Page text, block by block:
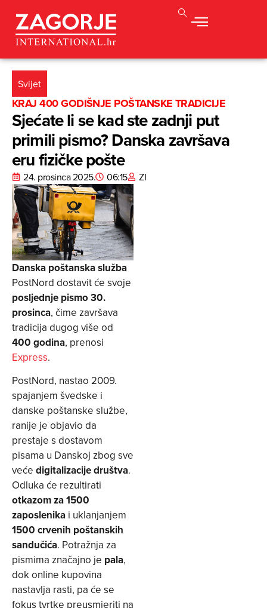
Svijet
KRAJ 400 GODIŠNJE POŠTANSKE TRADICIJE
Sjećate li se kad ste zadnji put
primili pismo? Danska završava
eru fizičke pošte
24. prosinca 2025. 06:15 ZI
Danska poštanska služba
PostNord dostavit će svoje
posljednje pismo 30.
prosinca, čime završava
tradicija dugog više od
400 godina, prenosi
Express.
PostNord, nastao 2009.
spajanjem švedske i
danske poštanske službe,
ranije je objavio da
prestaje s dostavom
pisama u Danskoj zbog sve
veće digitalizacije društva.
Odluka će rezultirati
otkazom za 1500
zaposlenika i uklanjanjem
1500 crvenih poštanskih
sandučića. Potražnja za
pismima značajno je pala,
dok online kupovina
nastavlja rasti, pa će se
fokus tvrtke preusmjeriti na